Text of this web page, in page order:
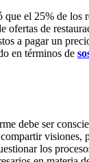
el 25% de los
ofertas de
a pagar un
en términos de
debe ser
visiones,
los